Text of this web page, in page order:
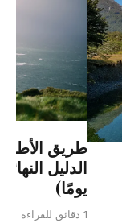
طريق
يومًا)
1 دقائق للقراءة